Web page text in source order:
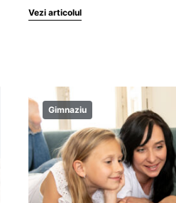
Vezi articolul
Gimnaziu